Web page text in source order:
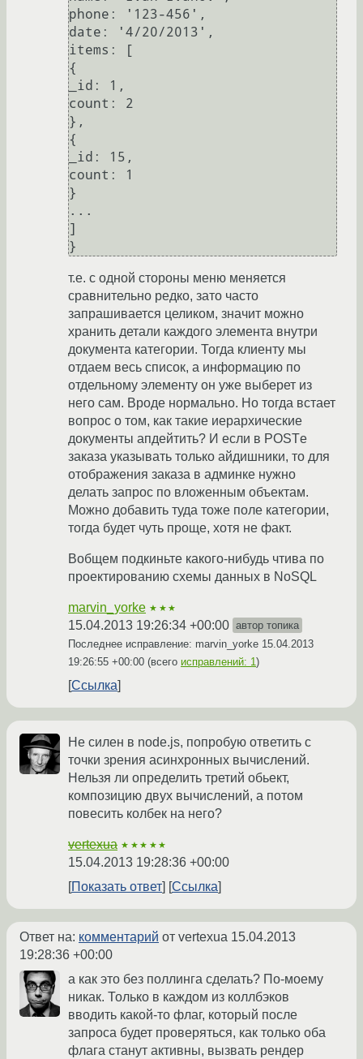
phone: '123-456',
date: '4/20/2013',
items: [
{
_id: 1,
count: 2
},
{
_id: 15,
count: 1
}
...
]
т.е. с одной стороны меню меняется
сравнительно редко, зато часто
запрашивается целиком, значит можно
хранить детали каждого элемента внутри
документа категории. Тогда клиенту мы
отдаем весь список, а информацию по
отдельному элементу он уже выберет из
него сам. Вроде нормально. Но тогда встает
вопрос о том, как такие иерархические
документы апдейтить? И если в POSTе
заказа указывать только айдишники, то для
отображения заказа в админке нужно
делать запрос по вложенным объектам.
Можно добавить туда тоже поле категории,
тогда будет чуть проще, хотя не факт.
Вобщем подкиньте какого-нибудь чтива по
проектированию схемы данных в NoSQL
marvin_yorke ★★★
15.04.2013 19:26:34 +00:00 автор топика
Последнее исправление: marvin_yorke 15.04.2013
19:26:55 +00:00 (всего исправлений: 1)
Ссылка
Не силен в node.js, попробую ответить с
точки зрения асинхронных вычислений.
Нельзя ли определить третий обьект,
композицию двух вычислений, а потом
повесить колбек на него?
vertexua ★★★★★
15.04.2013 19:28:36 +00:00
Показать ответ
Ссылка
Ответ на: комментарий от vertexua 15.04.2013
19:28:36 +00:00
а как это без поллинга сделать? По-моему
никак. Только в каждом из коллбэков
вводить какой-то флаг, который после
запроса будет проверяться, как только оба
флага станут активны, вызвать рендер